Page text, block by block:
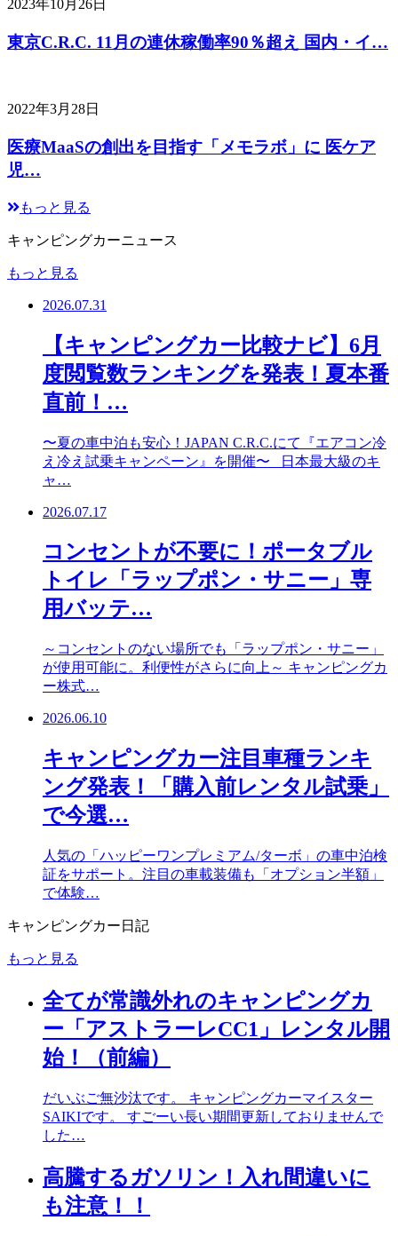
2023年10月26日
東京C.R.C. 11月の連休稼働率90％超え 国内・イ…
2022年3月28日
医療MaaSの創出を目指す「メモラボ」に 医ケア
児…
もっと見る
キャンピングカーニュース
もっと見る
2026.07.31
【キャンピングカー比較ナビ】6月
度閲覧数ランキングを発表！夏本番
直前！…
〜夏の車中泊も安心！JAPAN C.R.C.にて『エアコン冷
え冷え試乗キャンペーン』を開催〜 日本最大級のキ
ャ…
2026.07.17
コンセントが不要に！ポータブル
トイレ「ラップポン・サニー」専
用バッテ…
～コンセントのない場所でも「ラップポン・サニー」
が使用可能に。利便性がさらに向上～ キャンピングカ
ー株式…
2026.06.10
キャンピングカー注目車種ランキ
ング発表！「購入前レンタル試乗」
で今選…
人気の「ハッピーワンプレミアム/ターボ」の車中泊検
証をサポート。注目の車載装備も「オプション半額」
で体験…
キャンピングカー日記
もっと見る
全てが常識外れのキャンピングカ
ー「アストラーレCC1」レンタル開
始！（前編）
だいぶご無沙汰です。 キャンピングカーマイスター
SAIKIです。 すごーい長い期間更新しておりませんで
した…
高騰するガソリン！入れ間違いに
も注意！！